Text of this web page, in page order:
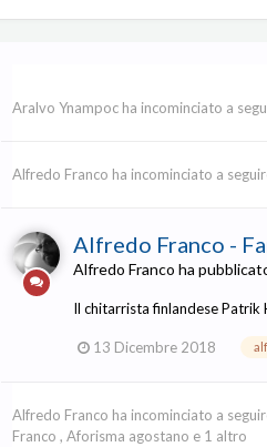
Aralvo Ynampocha incominciato a
Alfredo Franco ha incominciato a
Alfredo Franco -
Alfredo Franco ha
Il chitarrista finlandese Patrik
13 Dicembre 2018
Alfredo Franco ha incominciato a
Franco , Aforisma agostano e 1 altro